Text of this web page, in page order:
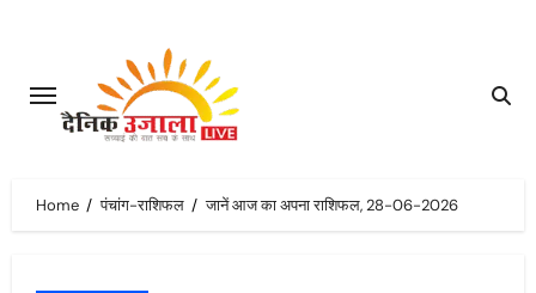
content
Home पंचांग-राशिफल जानें आज का अपना राशिफल, 28-06-2026